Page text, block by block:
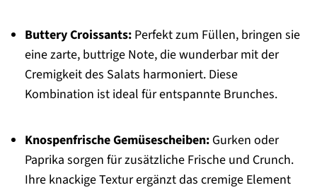
Buttery Croissants:Perfekt zum Füllen, bringen sie
eine zarte, buttrige Note, die wunderbar mit der
Cremigkeit des Salats harmoniert. Diese
Kombination ist ideal für entspannte Brunches.
Knospenfrische Gemüsescheiben:Gurken oder
Paprika sorgen für zusätzliche Frische und Crunch.
Ihre knackige Textur ergänzt das cremige Element